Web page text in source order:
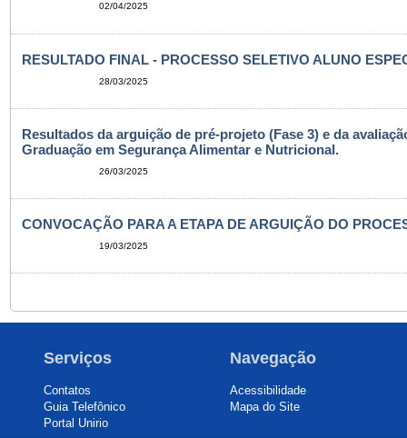
02/04/2025
RESULTADO FINAL - PROCESSO SELETIVO ALUNO
28/03/2025
Resultados da arguição de pré-projeto (Fase 3) e da
Graduação em Segurança Alimentar e Nutricional.
26/03/2025
CONVOCAÇÃO PARA A ETAPA DE ARGUIÇÃO DO
19/03/2025
Serviços
Contatos
Guia Telefônico
Portal Unirio
Navegação
Acessibilidade
Mapa do Site